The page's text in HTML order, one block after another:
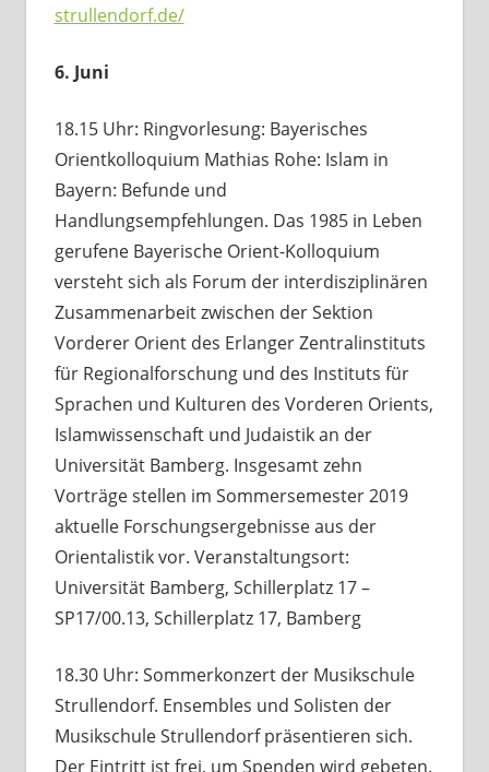
strullendorf.de/
6. Juni
18.15 Uhr: Ringvorlesung: Bayerisches
Orientkolloquium Mathias Rohe: Islam in
Bayern: Befunde und
Handlungsempfehlungen. Das 1985 in Leben
gerufene Bayerische Orient-Kolloquium
versteht sich als Forum der interdisziplinären
Zusammenarbeit zwischen der Sektion
Vorderer Orient des Erlanger Zentralinstituts
für Regionalforschung und des Instituts für
Sprachen und Kulturen des Vorderen Orients,
Islamwissenschaft und Judaistik an der
Universität Bamberg. Insgesamt zehn
Vorträge stellen im Sommersemester 2019
aktuelle Forschungsergebnisse aus der
Orientalistik vor. Veranstaltungsort:
Universität Bamberg, Schillerplatz 17 –
SP17/00.13, Schillerplatz 17, Bamberg
18.30 Uhr: Sommerkonzert der Musikschule
Strullendorf. Ensembles und Solisten der
Musikschule Strullendorf präsentieren sich.
Der Eintritt ist frei, um Spenden wird gebeten.